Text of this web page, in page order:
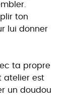
ton
lui donner
ta propre
atelier est
un doudou